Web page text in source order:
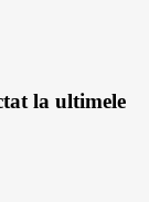
la ultimele